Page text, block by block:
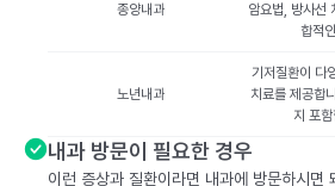
종양내과
암요법, 방사선
합적
노년내과
기저질환이 다
치료를 제공합
지 포
내과 방문이 필요한 경우
이런 증상과 질환이라면 내과에 방문하시면